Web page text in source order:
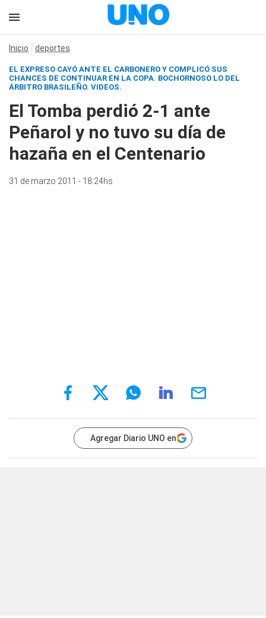
Inicio deportes
EL EXPRESO CAYÓ ANTE EL CARBONERO Y COMPLICÓ SUS
CHANCES DE CONTINUAR EN LA COPA. BOCHORNOSO LO DEL
ÁRBITRO BRASILEÑO. VIDEOS.
El Tomba perdió 2-1 ante
Peñarol y no tuvo su día de
hazaña en el Centenario
31 de marzo 2011 - 18:24hs
Agregar Diario UNO en